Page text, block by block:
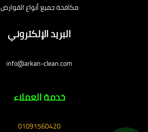
مكافحة جميع أنواع القوارض
البريد الإلكتروني
info@arkan-clean.com
خدمة العملاء
01091560420